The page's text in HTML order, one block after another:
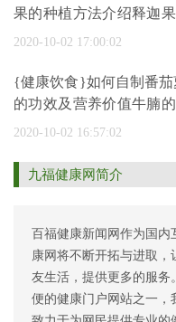
果的种植方法介绍释迦
绍
2020-10-02 17:00:02
{健康饮食}如何自制番
的功效及营养价值牛腩
养
2020-10-02 16:57:02
九福健康网简介
百福健康新闻网作为国内
康网将不断开拓与进取
友生活，提供更多的服务
便的健康门户网站之一，